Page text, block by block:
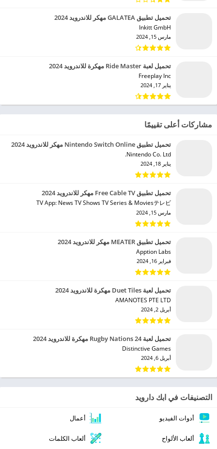
تحميل تطبيق GALATEA مهكر للاندرويد 2024
Inkitt GmbH‏
مارس 15, 2024
تحميل لعبة Ride Master مهكرة للاندرويد 2024
Freeplay Inc‏
يناير 17, 2024
مشاركات أعلى تقييمًا
تحميل تطبيق Nintendo Switch Online مهكر للاندرويد 2024
Nintendo Co. Ltd.‏
يناير 18, 2024
تحميل تطبيق Free Cable TV مهكر للاندرويد 2024
TV App: News TV Shows TV Series & Moviesテレビ‏
مارس 15, 2024
تحميل تطبيق MEATER مهكر للاندرويد 2024
Apption Labs‏
فبراير 16, 2024
تحميل لعبة Duet Tiles مهكرة للاندرويد 2024
AMANOTES PTE LTD‏
أبريل 2, 2024
تحميل لعبة Rugby Nations 24 مهكرة للاندرويد 2024
Distinctive Games‏
أبريل 6, 2024
التصنيفات في ابك دارويد
أدوات الفيديو أعمال
ألعاب الألواح ألعاب الكلمات